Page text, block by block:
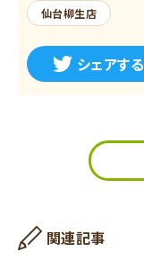
仙台柳生店
シェアする
関連記事